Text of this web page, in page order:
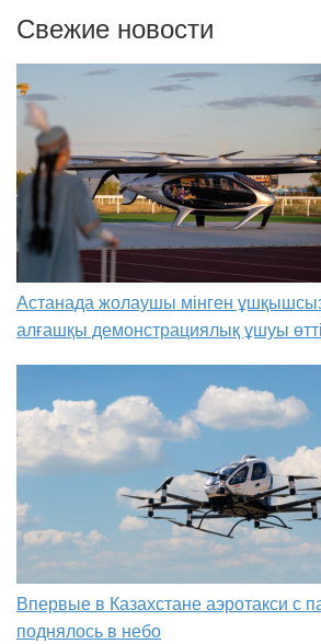
Свежие новости
Астанада жолаушы мінген ұшқышсыз
алғашқы демонстрациялық ұшуы өтті
Впервые в Казахстане аэротакси с
поднялось в небо